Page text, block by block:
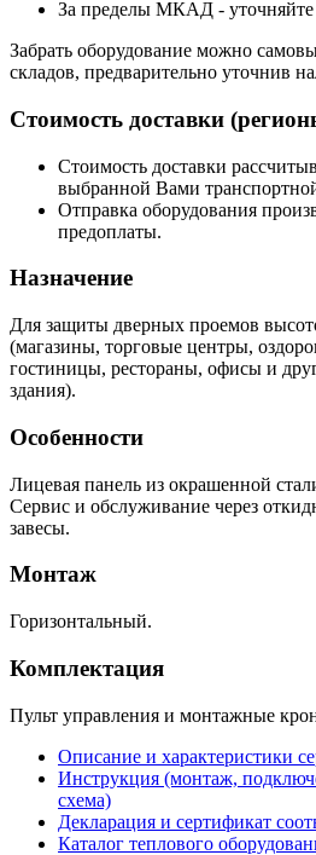
За пределы МКАД - уточняйте
Забрать оборудование можно
складов, предварительно уточнив
Стоимость доставки
Стоимость доставки
выбранной Вами
Отправка оборудования
предоплаты.
Назначение
Для защиты дверных проемов
(магазины, торговые центры,
гостиницы, рестораны, офисы и
здания).
Особенности
Лицевая панель из окрашенной
Сервис и обслуживание через
завесы.
Монтаж
Горизонтальный.
Комплектация
Пульт управления и монтажные
Описание и характеристики
Инструкция (монтаж,
схема)
Декларация и сертификат
Каталог теплового